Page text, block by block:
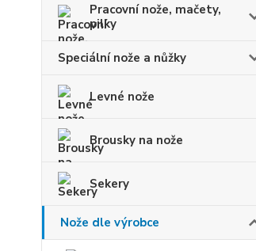
Pracovní nože, mačety,
pilky
Speciální nože a nůžky
Levné nože
Brousky na nože
Sekery
Nože dle výrobce